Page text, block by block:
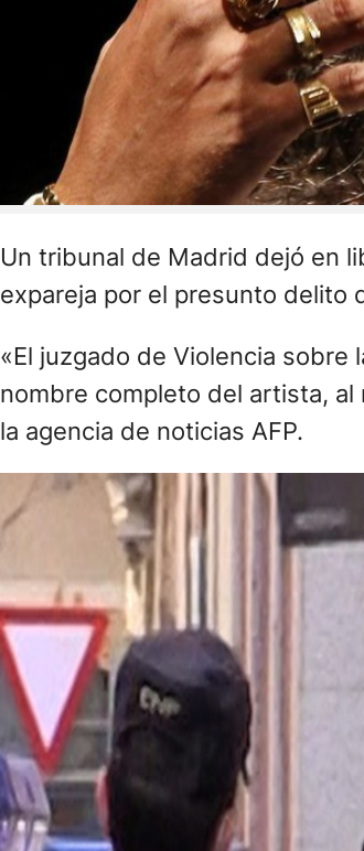
Un tribunal de Madrid dejó en
expareja por el presunto delito
«El juzgado de Violencia sobre
nombre completo del artista,
la agencia de noticias AFP.